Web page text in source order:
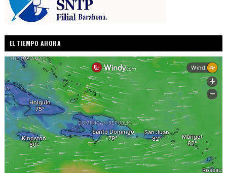
EL TIEMPO AHORA